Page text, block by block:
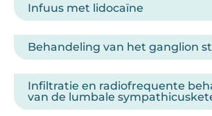
Infuus met lidocaïne
Behandeling van het ganglion
Infiltratie en radiofrequente
van de lumbale